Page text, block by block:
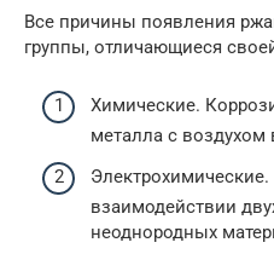
Все причины появления
группы, отличающиеся
Химические.
металла с воздухом
взаимодействии
неоднородных